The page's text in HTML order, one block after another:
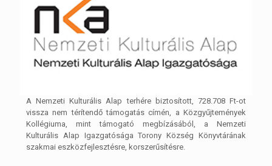
A Nemzeti Kulturális Alap terhére biztosított, 728.708 Ft-ot
vissza nem térítendő támogatás címén, a Közgyűjtemények
Kollégiuma, mint támogató megbízásából, a Nemzeti
Kulturális Alap Igazgatósága Torony Község Könyvtárának
szakmai eszközfejlesztésre, korszerűsítésre.